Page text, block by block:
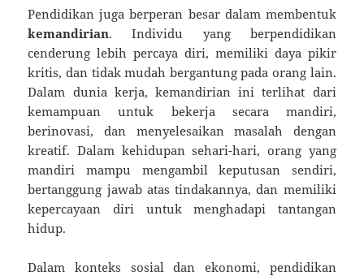
Pendidikan juga berperan besar dalam membentuk
kemandirian. Individu yang berpendidikan
cenderung lebih percaya diri, memiliki daya pikir
kritis, dan tidak mudah bergantung pada orang lain.
Dalam dunia kerja, kemandirian ini terlihat dari
kemampuan untuk bekerja secara mandiri,
berinovasi, dan menyelesaikan masalah dengan
kreatif. Dalam kehidupan sehari-hari, orang yang
mandiri mampu mengambil keputusan sendiri,
bertanggung jawab atas tindakannya, dan memiliki
kepercayaan diri untuk menghadapi tantangan
hidup.
Dalam konteks sosial dan ekonomi, pendidikan